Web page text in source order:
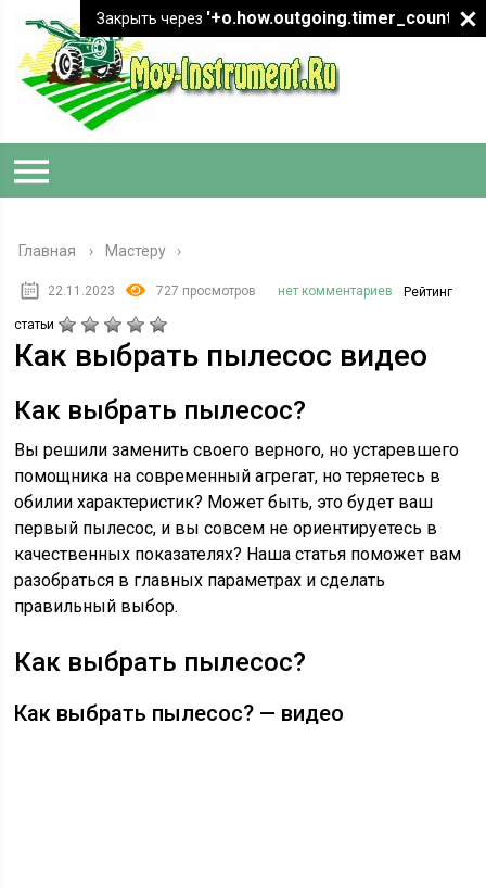
Главная › Мастеру
22.11.2023 727 просмотров нет комментариев Рейтинг
статьи
Как выбрать пылесос видео
Как выбрать пылесос?
Вы решили заменить своего верного, но устаревшего
помощника на современный агрегат, но теряетесь в
обилии характеристик? Может быть, это будет ваш
первый пылесос, и вы совсем не ориентируетесь в
качественных показателях? Наша статья поможет вам
разобраться в главных параметрах и сделать
правильный выбор.
Как выбрать пылесос?
Как выбрать пылесос? — видео
Закрыть через '+o.how.outgoing.timer_count+"